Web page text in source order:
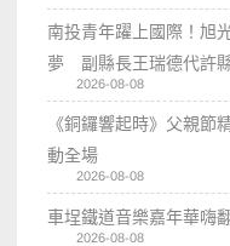
南投青年躍上國際！旭
夢 副縣長王瑞德代許
2026-08-08
《銅鑼響起時》父親
動全場
2026-08-08
車埕鐵道音樂嘉年華
2026-08-08